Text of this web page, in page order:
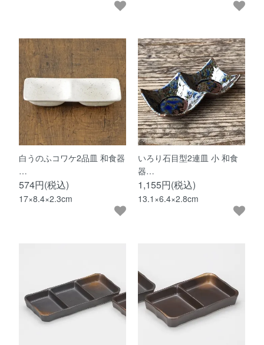
白うのふコワケ2品皿 和食器
…
574円(税込)
17×8.4×2.3cm
いろり石目型2連皿 小 和食
器…
1,155円(税込)
13.1×6.4×2.8cm